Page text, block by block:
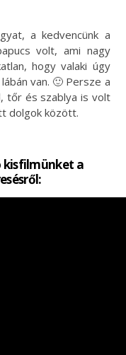
a kedvencünk a
volt, ami nagy
hogy valaki úgy
van. 🙂 Persze a
tőr és szablya is volt
dolgok között.
kisfilmünket a